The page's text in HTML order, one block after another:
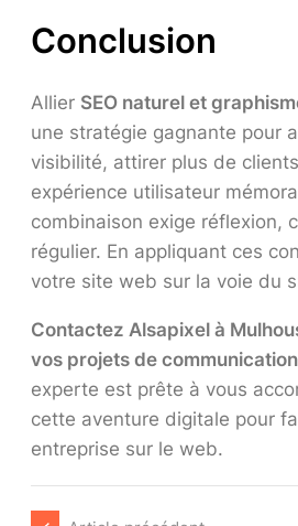
Conclusion
Allier SEO naturel et
une stratégie gagnante pour
visibilité, attirer plus de
expérience utilisateur
combinaison exige réflexion,
régulier. En appliquant ces
votre site web sur la voie du
Contactez Alsapixel à
vos projets de
experte est prête à vous
cette aventure digitale pour
entreprise sur le web.